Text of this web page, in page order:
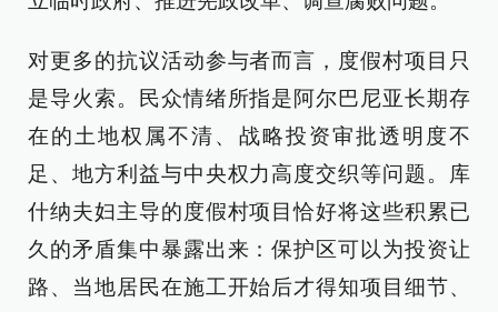
对更多的抗议活动参与者而言，度假村项目只
是导火索。民众情绪所指是阿尔巴尼亚长期存
在的土地权属不清、战略投资审批透明度不
足、地方利益与中央权力高度交织等问题。库
什纳夫妇主导的度假村项目恰好将这些积累已
久的矛盾集中暴露出来：保护区可以为投资让
路、当地居民在施工开始后才得知项目细节、